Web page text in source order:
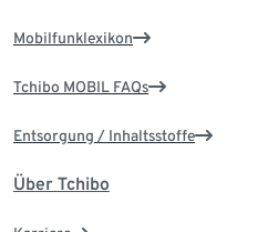
Mobilfunklexikon
Tchibo MOBIL FAQs
Entsorgung / Inhaltsstoffe
Über Tchibo